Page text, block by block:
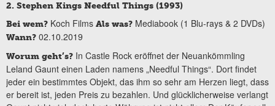
2. Stephen Kings Needful Things (1993)
Bei wem? Koch Films Als was? Mediabook (1 Blu-rays & 2 DVDs)
Wann? 02.10.2019
Worum geht’s? In Castle Rock eröffnet der Neuankömmling
Leland Gaunt einen Laden namens „Needful Things“. Dort findet
jeder ein bestimmtes Objekt, das ihm so sehr am Herzen liegt, dass
er bereit ist, jeden Preis zu bezahlen. Und glücklicherweise verlangt